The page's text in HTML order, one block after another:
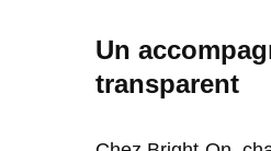
Un
transparent